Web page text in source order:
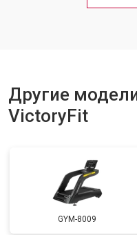
Замена платы управления
Другие
VictoryFit
GYM-8009